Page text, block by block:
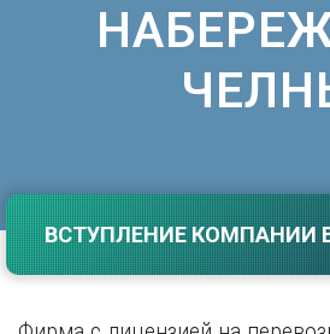
Екатеринбург
К
Казань
Калининград
ВСТУПЛЕНИЕ КОМПАНИИ